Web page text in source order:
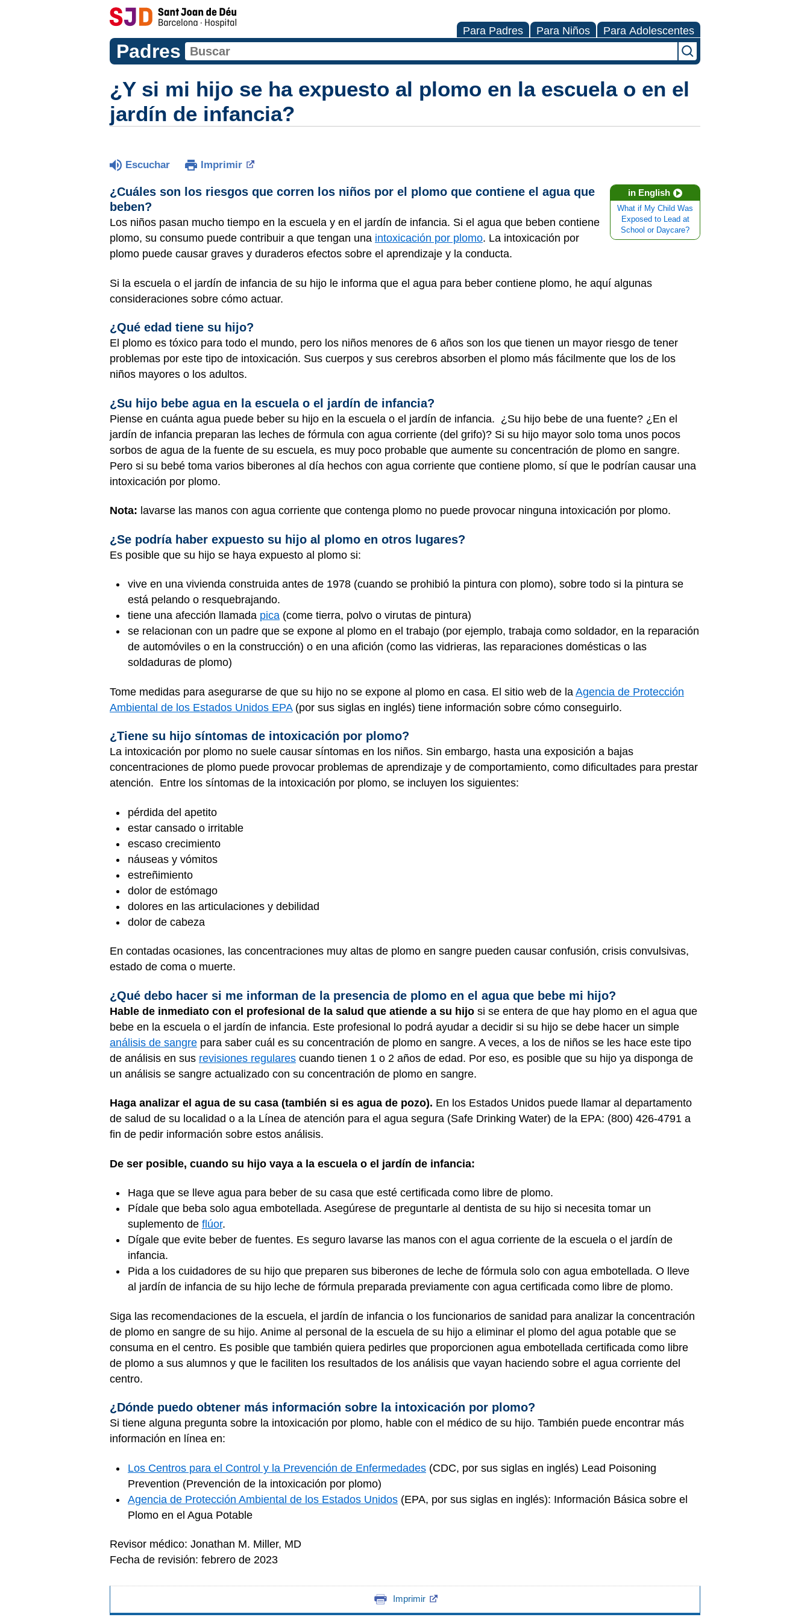
Para Padres Para Niños Para Adolescentes
Padres
¿Y si mi hijo se ha expuesto al plomo en la escuela o en el
jardín de infancia?
Escuchar Imprimir
in English
What if My Child Was
Exposed to Lead at
School or Daycare?
¿Cuáles son los riesgos que corren los niños por el plomo que contiene el agua que
beben?
Los niños pasan mucho tiempo en la escuela y en el jardín de infancia. Si el agua que beben contiene
plomo, su consumo puede contribuir a que tengan una intoxicación por plomo. La intoxicación por
plomo puede causar graves y duraderos efectos sobre el aprendizaje y la conducta.
Si la escuela o el jardín de infancia de su hijo le informa que el agua para beber contiene plomo, he aquí algunas
consideraciones sobre cómo actuar.
¿Qué edad tiene su hijo?
El plomo es tóxico para todo el mundo, pero los niños menores de 6 años son los que tienen un mayor riesgo de tener
problemas por este tipo de intoxicación. Sus cuerpos y sus cerebros absorben el plomo más fácilmente que los de los
niños mayores o los adultos.
¿Su hijo bebe agua en la escuela o el jardín de infancia?
Piense en cuánta agua puede beber su hijo en la escuela o el jardín de infancia. ¿Su hijo bebe de una fuente? ¿En el
jardín de infancia preparan las leches de fórmula con agua corriente (del grifo)? Si su hijo mayor solo toma unos pocos
sorbos de agua de la fuente de su escuela, es muy poco probable que aumente su concentración de plomo en sangre.
Pero si su bebé toma varios biberones al día hechos con agua corriente que contiene plomo, sí que le podrían causar una
intoxicación por plomo.
Nota: lavarse las manos con agua corriente que contenga plomo no puede provocar ninguna intoxicación por plomo.
¿Se podría haber expuesto su hijo al plomo en otros lugares?
Es posible que su hijo se haya expuesto al plomo si:
vive en una vivienda construida antes de 1978 (cuando se prohibió la pintura con plomo), sobre todo si la pintura se
está pelando o resquebrajando.
tiene una afección llamada pica (come tierra, polvo o virutas de pintura)
se relacionan con un padre que se expone al plomo en el trabajo (por ejemplo, trabaja como soldador, en la reparación
de automóviles o en la construcción) o en una afición (como las vidrieras, las reparaciones domésticas o las
soldaduras de plomo)
Tome medidas para asegurarse de que su hijo no se expone al plomo en casa. El sitio web de la Agencia de Protección
Ambiental de los Estados Unidos EPA(por sus siglas en inglés) tiene información sobre cómo conseguirlo.
¿Tiene su hijo síntomas de intoxicación por plomo?
La intoxicación por plomo no suele causar síntomas en los niños. Sin embargo, hasta una exposición a bajas
concentraciones de plomo puede provocar problemas de aprendizaje y de comportamiento, como dificultades para prestar
atención. Entre los síntomas de la intoxicación por plomo, se incluyen los siguientes:
pérdida del apetito
estar cansado o irritable
escaso crecimiento
náuseas y vómitos
estreñimiento
dolor de estómago
dolores en las articulaciones y debilidad
dolor de cabeza
En contadas ocasiones, las concentraciones muy altas de plomo en sangre pueden causar confusión, crisis convulsivas,
estado de coma o muerte.
¿Qué debo hacer si me informan de la presencia de plomo en el agua que bebe mi hijo?
Hable de inmediato con el profesional de la salud que atiende a su hijo si se entera de que hay plomo en el agua que
bebe en la escuela o el jardín de infancia. Este profesional lo podrá ayudar a decidir si su hijo se debe hacer un simple
análisis de sangre para saber cuál es su concentración de plomo en sangre. A veces, a los de niños se les hace este tipo
de análisis en sus revisiones regulares cuando tienen 1 o 2 años de edad. Por eso, es posible que su hijo ya disponga de
un análisis se sangre actualizado con su concentración de plomo en sangre.
Haga analizar el agua de su casa (también si es agua de pozo). En los Estados Unidos puede llamar al departamento
de salud de su localidad o a la Línea de atención para el agua segura (Safe Drinking Water) de la EPA: (800) 426-4791 a
fin de pedir información sobre estos análisis.
De ser posible, cuando su hijo vaya a la escuela o el jardín de infancia:
Haga que se lleve agua para beber de su casa que esté certificada como libre de plomo.
Pídale que beba solo agua embotellada. Asegúrese de preguntarle al dentista de su hijo si necesita tomar un
suplemento de flúor.
Dígale que evite beber de fuentes. Es seguro lavarse las manos con el agua corriente de la escuela o el jardín de
infancia.
Pida a los cuidadores de su hijo que preparen sus biberones de leche de fórmula solo con agua embotellada. O lleve
al jardín de infancia de su hijo leche de fórmula preparada previamente con agua certificada como libre de plomo.
Siga las recomendaciones de la escuela, el jardín de infancia o los funcionarios de sanidad para analizar la concentración
de plomo en sangre de su hijo. Anime al personal de la escuela de su hijo a eliminar el plomo del agua potable que se
consuma en el centro. Es posible que también quiera pedirles que proporcionen agua embotellada certificada como libre
de plomo a sus alumnos y que le faciliten los resultados de los análisis que vayan haciendo sobre el agua corriente del
centro.
¿Dónde puedo obtener más información sobre la intoxicación por plomo?
Si tiene alguna pregunta sobre la intoxicación por plomo, hable con el médico de su hijo. También puede encontrar más
información en línea en:
Los Centros para el Control y la Prevención de Enfermedades (CDC, por sus siglas en inglés) Lead Poisoning
Prevention (Prevención de la intoxicación por plomo)
Agencia de Protección Ambiental de los Estados Unidos (EPA, por sus siglas en inglés): Información Básica sobre el
Plomo en el Agua Potable
Revisor médico: Jonathan M. Miller, MD
Fecha de revisión: febrero de 2023
Imprimir